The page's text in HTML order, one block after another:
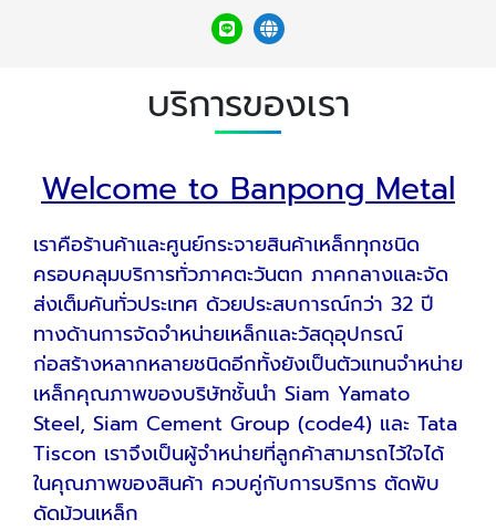
บริการของเรา
Welcome to Banpong Metal
เราคือร้านค้าและศูนย์กระจายสินค้าเหล็กทุกชนิด
ครอบคลุมบริการทั่วภาคตะวันตก ภาคกลางและจัด
ส่งเต็มคันทั่วประเทศ ด้วยประสบการณ์กว่า 32 ปี
ทางด้านการจัดจำหน่ายเหล็กและวัสดุอุปกรณ์
ก่อสร้างหลากหลายชนิดอีกทั้งยังเป็นตัวแทนจำหน่าย
เหล็กคุณภาพของบริษัทชั้นนำ Siam Yamato
Steel, Siam Cement Group (code4) และ Tata
Tiscon เราจึงเป็นผู้จำหน่ายที่ลูกค้าสามารถไว้ใจได้
ในคุณภาพของสินค้า ควบคู่กับการบริการ ตัดพับ
ดัดม้วนเหล็ก